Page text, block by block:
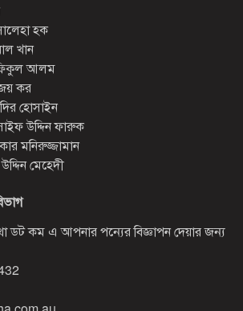
হক
খান
আলম
কর
হোসাইন
উদ্দিন ফারুক
মনিরুজ্জামান
মেহেদী
ডট কম এ আপনার পন্যের বিজ্ঞাপন দেয়ার জন্য